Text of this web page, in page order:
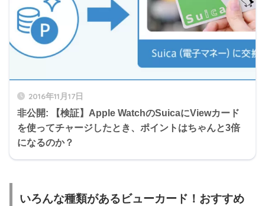
2016年11月17日
非公開: 【検証】Apple WatchのSuicaにViewカード
を使ってチャージしたとき、ポイントはちゃんと3倍
になるのか？
いろんな種類があるビューカード！おすすめ